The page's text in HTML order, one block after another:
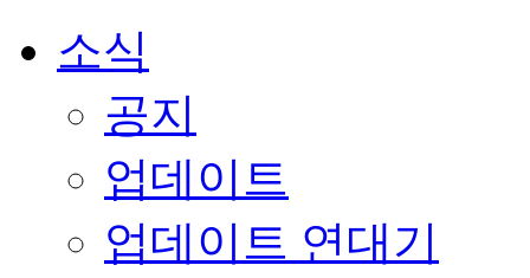
소식
공지
업데이트
업데이트 연대기